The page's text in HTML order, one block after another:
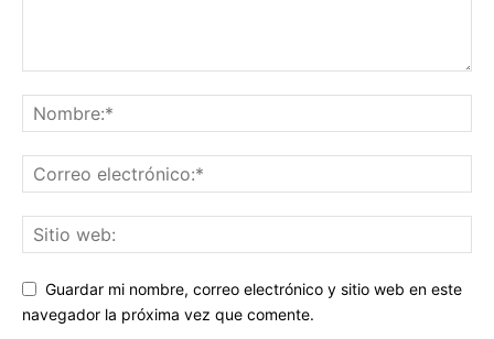
Guardar mi nombre, correo electrónico y sitio web en este
navegador la próxima vez que comente.